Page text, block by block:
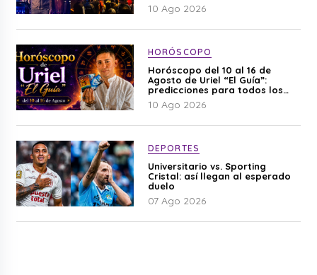
10 Ago 2026
HORÓSCOPO
Horóscopo del 10 al 16 de
Agosto de Uriel “El Guía”:
predicciones para todos los
signos del zodiaco aquí
10 Ago 2026
DEPORTES
Universitario vs. Sporting
Cristal: así llegan al esperado
duelo
07 Ago 2026